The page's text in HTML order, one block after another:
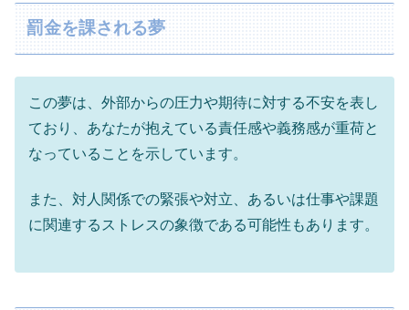
罰金を課される夢
この夢は、外部からの圧力や期待に対する不安を表し
ており、あなたが抱えている責任感や義務感が重荷と
なっていることを示しています。
また、対人関係での緊張や対立、あるいは仕事や課題
に関連するストレスの象徴である可能性もあります。